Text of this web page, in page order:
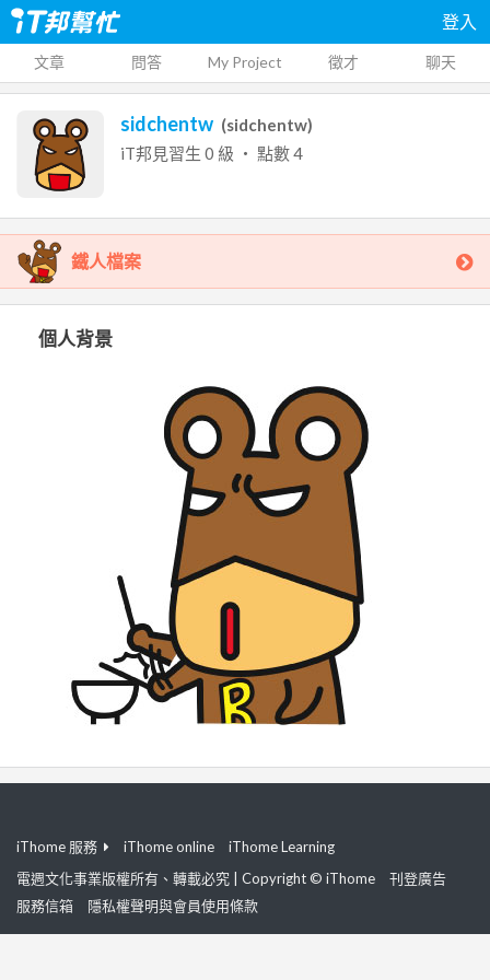
登入
文章 問答 My Project 徵才 聊天
sidchentw (sidchentw)
iT邦見習生 0 級 ‧ 點數4
鐵人檔案
個人背景
iThome 服務 iThome online
iThome Learning
電週文化事業版權所有、轉載必究 | Copyright © iThome
刊登廣告
服務信箱
隱私權聲明與會員使用條款